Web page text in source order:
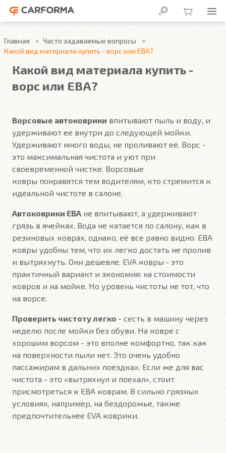
Главная
Часто задаваемые вопросы
Какой вид материала купить - ворс или ЕВА?
Какой вид материала купить -
ворс или ЕВА?
Ворсовые автоковрики впитывают пыль и воду, и
удерживают ее внутри до следующей мойки.
Удерживают много воды, не проливают её. Ворс -
это максимальная чистота и уют при
своевременной чистке. Ворсовые
ковры понравятся тем водителям, кто стремится к
идеальной чистоте в салоне.
Автоковрики ЕВА не впитывают, а удерживают
грязь в ячейках. Вода не катается по салону, как в
резиновых коврах, однако, её все равно видно. ЕВА
ковры удобны тем, что их легко достать не пролив
и вытряхнуть. Они дешевле. EVA ковры - это
практичный вариант и экономия: на стоимости
ковров и на мойке. Но уровень чистоты не тот, что
на ворсе.
Проверить чистоту легко - сесть в машину через
неделю после мойки без обуви. На ковре с
хорошим ворсом - это вполне комфортно, так как
на поверхности пыли нет. Это очень удобно
пассажирам в дальних поездках. Если же для вас
чистота - это «вытряхнул и поехал», стоит
присмотреться к ЕВА коврам. В сильно грязных
условиях, например, на бездорожье, также
предпочтительнее EVA коврики.